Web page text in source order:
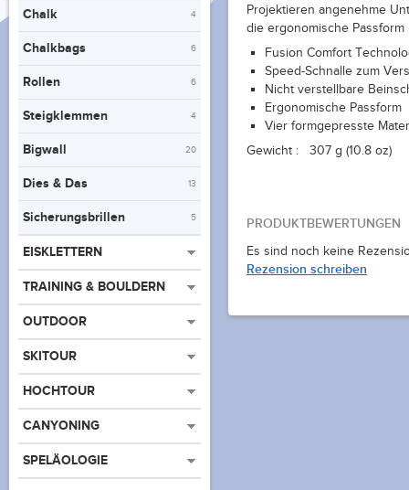
Chalk 4
Chalkbags 6
Rollen 6
Steigklemmen 4
Bigwall 20
Dies & Das 13
Sicherungsbrillen 5
EISKLETTERN
TRAINING & BOULDERN
OUTDOOR
SKITOUR
HOCHTOUR
CANYONING
SPELÄOLOGIE
Projektieren angenehme
die ergonomische Passform
Fusion Comfort
Speed-Schnalle zum
Nicht verstellbare
Ergonomische Passform
Vier formgepresste
Gewicht :
307 g (10.8 oz)
PRODUKTBEWERTUNGEN
Es sind noch keine
Rezension schreiben